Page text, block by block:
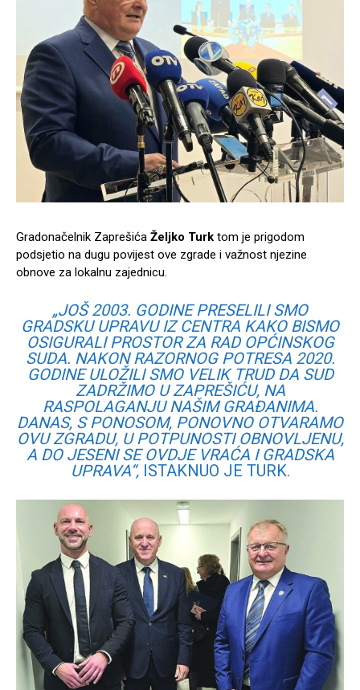
Gradonačelnik Zaprešića Željko Turk tom je prigodom
podsjetio na dugu povijest ove zgrade i važnost njezine
obnove za lokalnu zajednicu.
„JOŠ 2003. GODINE PRESELILI SMO
GRADSKU UPRAVU IZ CENTRA KAKO BISMO
OSIGURALI PROSTOR ZA RAD OPĆINSKOG
SUDA. NAKON RAZORNOG POTRESA 2020.
GODINE ULOŽILI SMO VELIK TRUD DA SUD
ZADRŽIMO U ZAPREŠIĆU, NA
RASPOLAGANJU NAŠIM GRAĐANIMA.
DANAS, S PONOSOM, PONOVNO OTVARAMO
OVU ZGRADU, U POTPUNOSTI OBNOVLJENU,
A DO JESENI SE OVDJE VRAĆA I GRADSKA
UPRAVA“,ISTAKNUO JE TURK.